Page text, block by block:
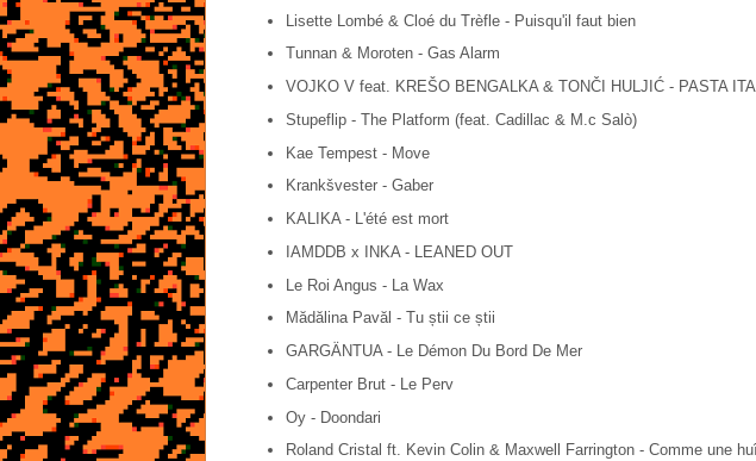
Lisette Lombé & Cloé du Trèfle - Puisqu'il faut bien
Tunnan & Moroten - Gas Alarm
VOJKO V feat. KREŠO BENGALKA & TONČI HULJIĆ - PASTA
Stupeflip - The Platform (feat. Cadillac & M.c Salò)
Kae Tempest - Move
Krankšvester - Gaber
KALIKA - L'été est mort
IAMDDB x INKA - LEANED OUT
Le Roi Angus - La Wax
Mădălina Pavăl - Tu știi ce știi
GARGÄNTUA - Le Démon Du Bord De Mer
Carpenter Brut - Le Perv
Oy - Doondari
Roland Cristal ft. Kevin Colin & Maxwell Farrington - Comme une